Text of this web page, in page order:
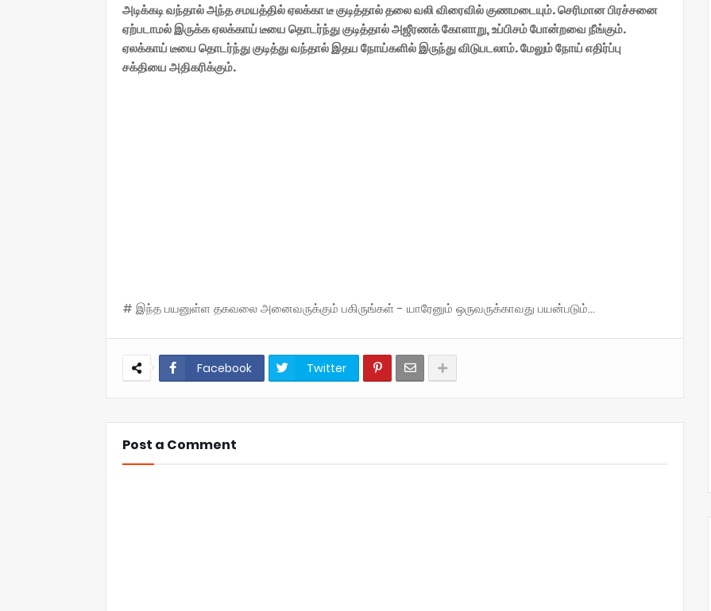
அடிக்கடி வந்தால் அந்த சமயத்தில் ஏலக்கா டீ குடித்தால் தலை வலி விரைவில் குணமடையும். செரிமான பிரச்சனை
ஏற்படாமல் இருக்க ஏலக்காய் டீயை தொடர்ந்து குடித்தால் அஜீரணக் கோளாறு, உப்பிசம் போன்றவை நீங்கும்.
ஏலக்காய் டீயை தொடர்ந்து குடித்து வந்தால் இதய நோய்களில் இருந்து விடுபடலாம். மேலும் நோய் எதிர்ப்பு
சக்தியை அதிகரிக்கும்.
# இந்த பயனுள்ள தகவலை அனைவருக்கும் பகிருங்கள் - யாரேனும் ஒருவருக்காவது பயன்படும்...
Facebook Twitter
Post a Comment